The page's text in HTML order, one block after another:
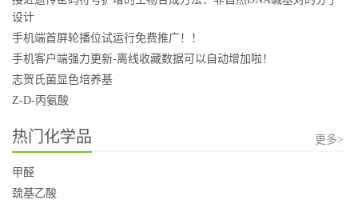
设计
手机端首屏轮播位试运行免费推广！！
手机客户端强力更新-离线收藏数据可以自动增加啦！
志贺氏菌显色培养基
Z-D-丙氨酸
热门化学品 更多>
甲醛
巯基乙酸